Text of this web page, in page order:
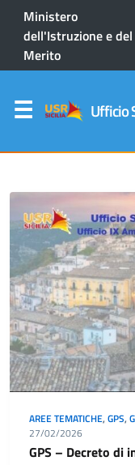
Ministero
dell'Istruzione e del
Merito
Ufficio
AREE TEMATICHE, GPS,
27/02/2026
GPS – Decreto di